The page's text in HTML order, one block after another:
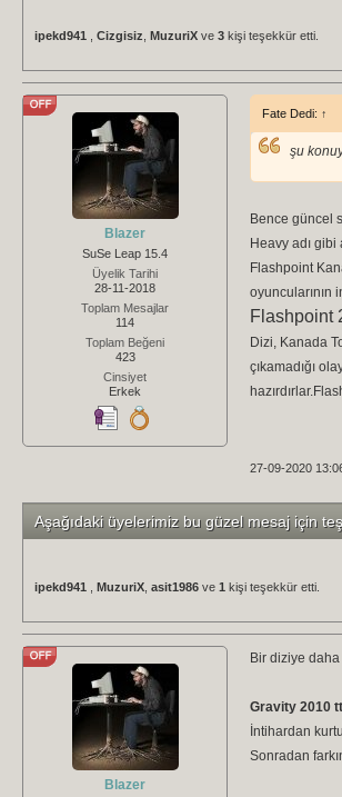
ipekd941 Cizgisiz MuzuriX ve 3 kişi teşekkür etti.
Blazer
SuSe Leap 15.4
Üyelik Tarihi
28-11-2018
Toplam Mesajlar
114
Toplam Beğeni
423
Cinsiyet
Erkek
Fate Dedi: ↑
şu
Bence güncel
Heavy adı gibi
Flashpoint
Flashpoint
Dizi, Kanada
çıkamadığı
27-09-2020
Aşağıdaki üyelerimiz bu güzel mesaj için
ipekd941 MuzuriX asit1986 ve 1 kişi teşekkür etti.
Blazer
Bir diziye daha
Gravity 2010
İntihardan
Sonradan